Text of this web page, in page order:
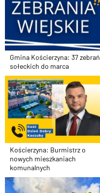
Gmina Kościerzyna: 37 zebrań
sołeckich do marca
Kościerzyna: Burmistrz o
nowych mieszkaniach
komunalnych